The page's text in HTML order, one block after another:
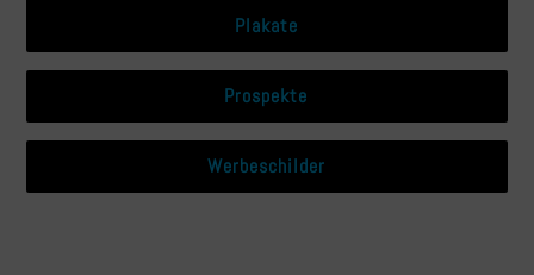
Plakate
Prospekte
Werbeschilder